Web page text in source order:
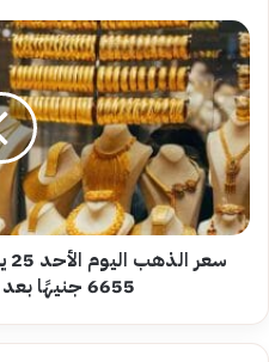
تكلفة؟
سعر
الذهب
اليوم
الأحد
25
يناير
2026
|
عيار
21
6655
6655 جنيهًا بعد آخر ارتفاع عالمي